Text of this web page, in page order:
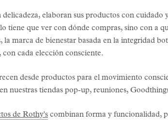
elaboran sus productos con cuidado
tiene que ver con dónde compras, sino con a
marca de bienestar basada en la integridad
cada elección consciente.
desde productos para el movimiento
nuestras tiendas pop-up, reuniones,
de Rothy's combinan forma y funcionalidad,